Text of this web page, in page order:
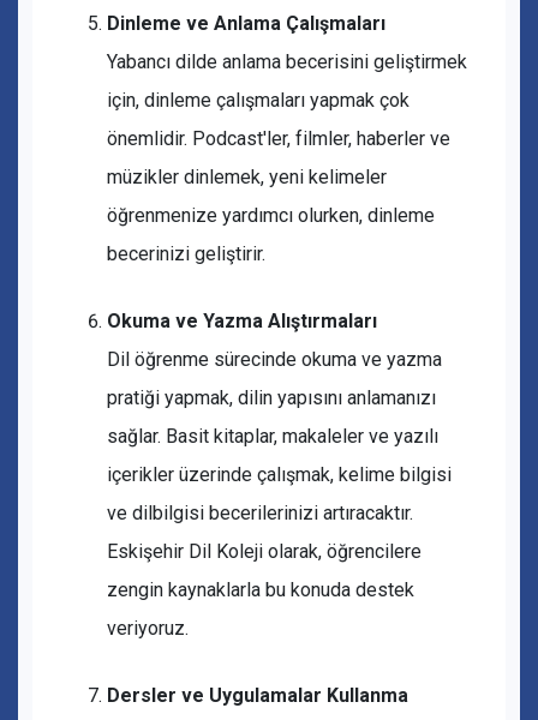
Dinleme ve Anlama Çalışmaları
Yabancı dilde anlama becerisini geliştirmek
için, dinleme çalışmaları yapmak çok
önemlidir. Podcast'ler, filmler, haberler ve
müzikler dinlemek, yeni kelimeler
öğrenmenize yardımcı olurken, dinleme
becerinizi geliştirir.
Okuma ve Yazma Alıştırmaları
Dil öğrenme sürecinde okuma ve yazma
pratiği yapmak, dilin yapısını anlamanızı
sağlar. Basit kitaplar, makaleler ve yazılı
içerikler üzerinde çalışmak, kelime bilgisi
ve dilbilgisi becerilerinizi artıracaktır.
Eskişehir Dil Koleji olarak, öğrencilere
zengin kaynaklarla bu konuda destek
veriyoruz.
Dersler ve Uygulamalar Kullanma